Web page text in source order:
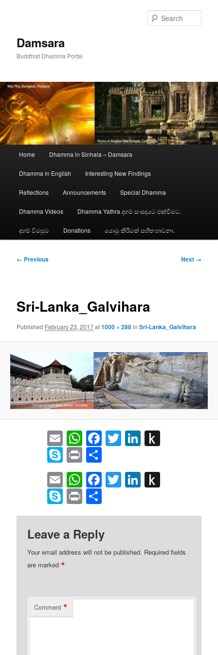
Damsara
Buddhist Dhamma Portal
Home Dhamma in Sinhala – Damsara
Dhamma in English Interesting New Findings
Reflections Announcements Special Dhamma
Dhamma Videos Dhamma Yathra දහම් සංසදයට එක්වීමට.
දහම් විමසුම Donations යොමු කිරීමක් සහිත භාවනා.
Image
← Previous Next →
Sri-Lanka_Galvihara
Published February 23, 2017at1000 × 288inSri-Lanka_Galvihara
EmailWhatsApp
Facebook
TwitterLinkedIn
Skype
Print
EmailWhatsApp
Facebook
TwitterLinkedIn
Kindle
Skype
Print
Leave a Reply
Your email address will not be published. Required fields
are marked*
Comment *